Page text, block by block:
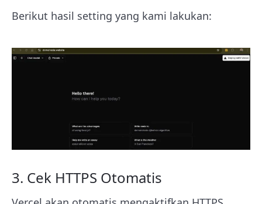
Berikut hasil setting yang kami lakukan:
3. Cek HTTPS Otomatis